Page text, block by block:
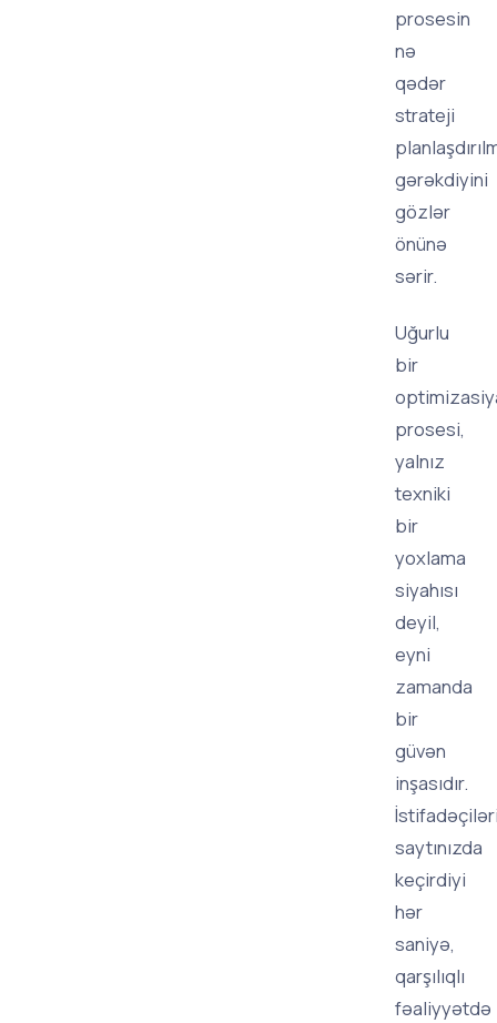
prosesin
nə
qədər
strateji
gərəkdiyini
gözlər
önünə
sərir.
Uğurlu
bir
prosesi,
yalnız
texniki
bir
yoxlama
siyahısı
deyil,
eyni
zamanda
bir
güvən
inşasıdır.
saytınızda
keçirdiyi
hər
saniyə,
qarşılıqlı
fəaliyyətdə